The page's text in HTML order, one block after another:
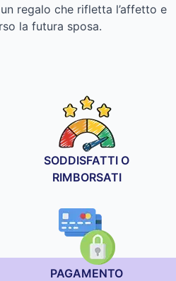
regalo che rifletta l’affetto e
la futura sposa.
SODDISFATTI O
RIMBORSATI
PAGAMENTO